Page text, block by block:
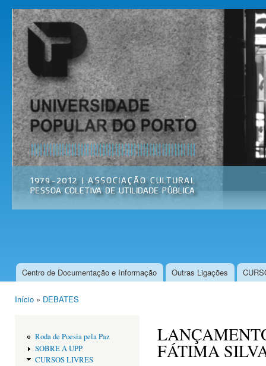
Universidade
Popular do
Porto
Associação
Cultural
Menu principal
Centro de Documentação e Informação Outras Ligações
Início » DEBATES
Roda de Poesia pela Paz
SOBRE A UPP
CURSOS LIVRES
FÁTIMA